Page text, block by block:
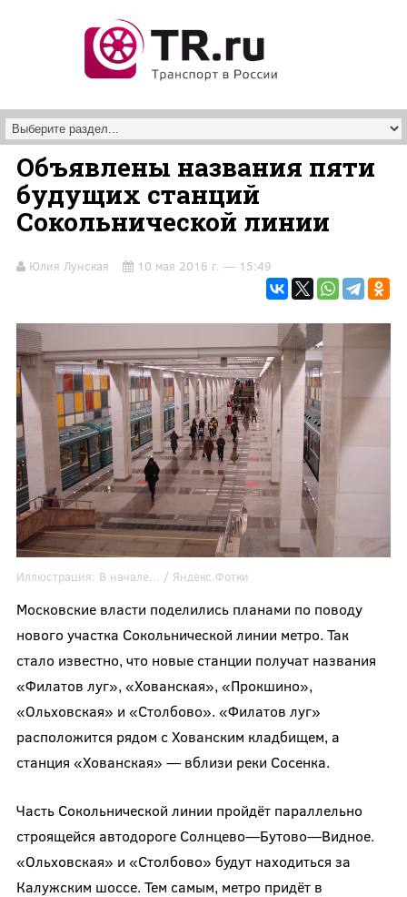
Объявлены названия пяти
будущих станций
Сокольнической линии
Юлия Лунская 10 мая 2016 г. — 15:49
Иллюстрация: В начале... / Яндекс.Фотки
Московские власти поделились планами по поводу
нового участка Сокольнической линии метро. Так
стало известно, что новые станции получат названия
«Филатов луг», «Хованская», «Прокшино»,
«Ольховская» и «Столбово». «Филатов луг»
расположится рядом с Хованским кладбищем, а
станция «Хованская» — вблизи реки Сосенка.
Часть Сокольнической линии пройдёт параллельно
строящейся автодороге Солнцево—Бутово—Видное.
«Ольховская» и «Столбово» будут находиться за
Калужским шоссе. Тем самым, метро придёт в